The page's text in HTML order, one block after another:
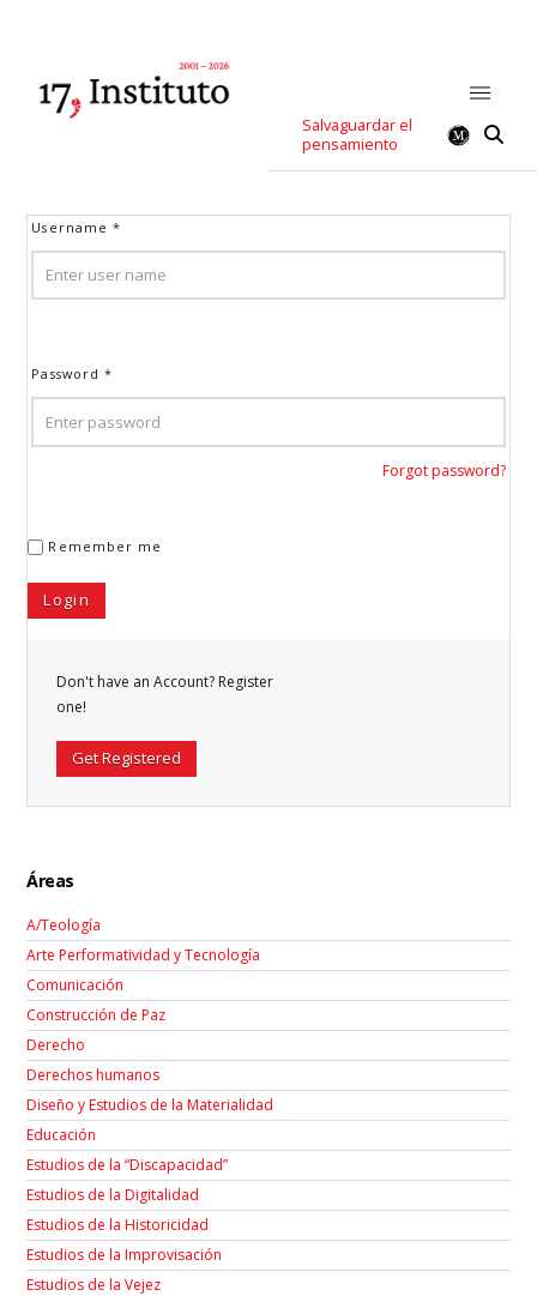
Salvaguardar el
pensamiento
Username*
Password*
Forgot password?
Remember me
Don't have an Account? Register
one!
Get Registered
Áreas
A/Teología
Arte Performatividad y Tecnología
Comunicación
Construcción de Paz
Derecho
Derechos humanos
Diseño y Estudios de la Materialidad
Educación
Estudios de la “Discapacidad”
Estudios de la Digitalidad
Estudios de la Historicidad
Estudios de la Improvisación
Estudios de la Vejez